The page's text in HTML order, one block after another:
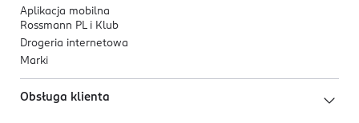
Aplikacja mobilna
Rossmann PL i Klub
Drogeria internetowa
Marki
Obsługa klienta